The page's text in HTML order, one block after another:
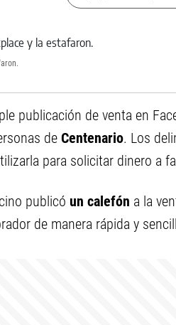
publicación de venta en
de Centenario. Los
para solicitar dinero a
publicó un calefón a la
de manera rápida y